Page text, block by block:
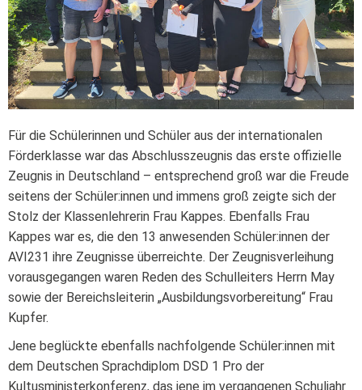
Für die Schülerinnen und Schüler aus der internationalen
Förderklasse war das Abschlusszeugnis das erste offizielle
Zeugnis in Deutschland – entsprechend groß war die Freude
seitens der Schüler:innen und immens groß zeigte sich der
Stolz der Klassenlehrerin Frau Kappes. Ebenfalls Frau
Kappes war es, die den 13 anwesenden Schüler:innen der
AVI231 ihre Zeugnisse überreichte. Der Zeugnisverleihung
vorausgegangen waren Reden des Schulleiters Herrn May
sowie der Bereichsleiterin „Ausbildungsvorbereitung“ Frau
Kupfer.
Jene beglückte ebenfalls nachfolgende Schüler:innen mit
dem Deutschen Sprachdiplom DSD 1 Pro der
Kultusministerkonferenz, das jene im vergangenen Schuljahr